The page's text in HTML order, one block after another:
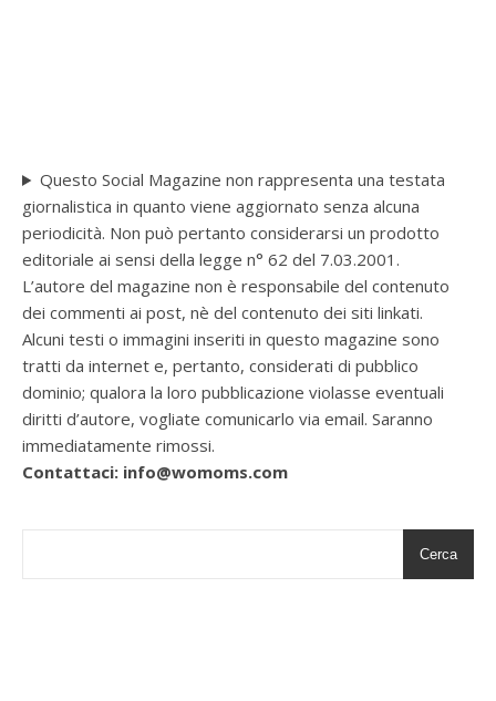
Questo Social Magazine non rappresenta una testata
giornalistica in quanto viene aggiornato senza alcuna
periodicità. Non può pertanto considerarsi un prodotto
editoriale ai sensi della legge n° 62 del 7.03.2001.
L’autore del magazine non è responsabile del contenuto
dei commenti ai post, nè del contenuto dei siti linkati.
Alcuni testi o immagini inseriti in questo magazine sono
tratti da internet e, pertanto, considerati di pubblico
dominio; qualora la loro pubblicazione violasse eventuali
diritti d’autore, vogliate comunicarlo via email. Saranno
immediatamente rimossi.
Contattaci: info@womoms.com
Cerca